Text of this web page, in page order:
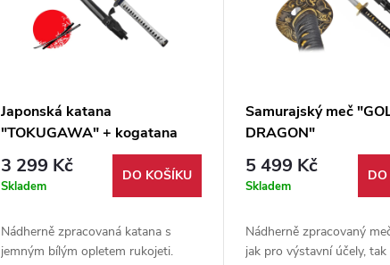
Japonská katana
"TOKUGAWA" + kogatana
3 299 Kč
Skladem
DO KOŠÍKU
Nádherně zpracovaná katana s
jemným bílým opletem rukojeti.
Samurajský meč
DRAGON"
5 499 Kč
Skladem
Nádherně zpracovaný
jak pro výstavní účely, tak